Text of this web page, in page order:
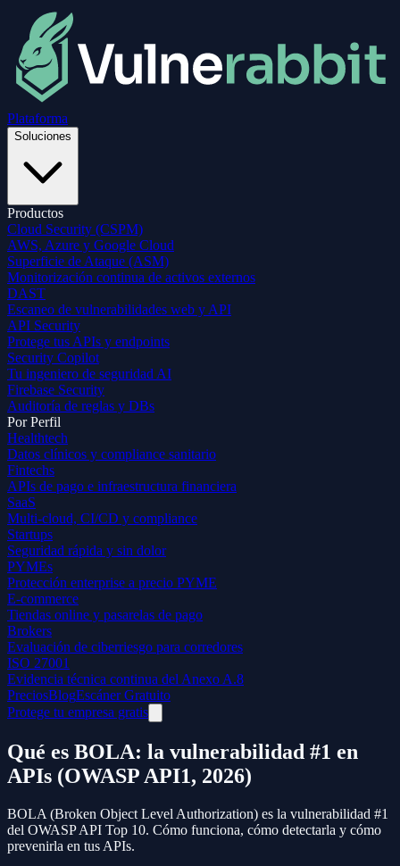
Plataforma
Soluciones
Productos
Cloud Security (CSPM)
AWS, Azure y Google Cloud
Superficie de Ataque (ASM)
Monitorización continua de activos externos
DAST
Escaneo de vulnerabilidades web y API
API Security
Protege tus APIs y endpoints
Security Copilot
Tu ingeniero de seguridad AI
Firebase Security
Auditoría de reglas y DBs
Por Perfil
Healthtech
Datos clínicos y compliance sanitario
Fintechs
APIs de pago e infraestructura financiera
SaaS
Multi-cloud, CI/CD y compliance
Startups
Seguridad rápida y sin dolor
PYMEs
Protección enterprise a precio PYME
E-commerce
Tiendas online y pasarelas de pago
Brokers
Evaluación de ciberriesgo para corredores
ISO 27001
Evidencia técnica continua del Anexo A.8
PreciosBlogEscáner Gratuito
Protege tu empresa gratis
Qué es BOLA: la vulnerabilidad #1 en
APIs (OWASP API1, 2026)
BOLA (Broken Object Level Authorization) es la vulnerabilidad #1
del OWASP API Top 10. Cómo funciona, cómo detectarla y cómo
prevenirla en tus APIs.